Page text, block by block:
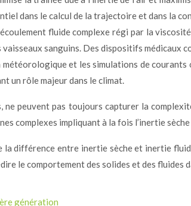
dans le calcul de la trajectoire et dans la
fluide complexe régi par la
sanguins. Des dispositifs médicaux
météorologique et les simulations de
un rôle majeur dans le climat.
ne peuvent pas toujours capturer la
complexes impliquant à la fois l’inertie
la différence entre inertie sèche et inertie
le comportement des solides et des fluides
génération